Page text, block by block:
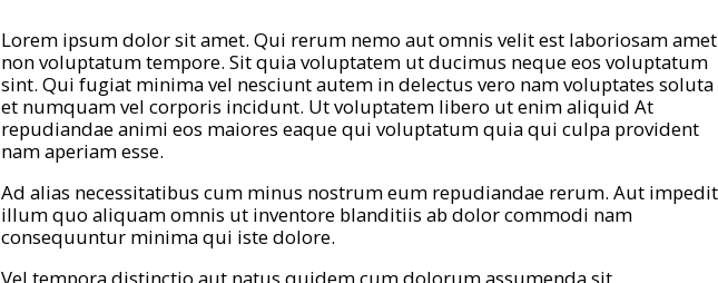
Lorem ipsum dolor sit amet. Qui rerum nemo aut omnis velit est laboriosam amet
non voluptatum tempore. Sit quia voluptatem ut ducimus neque eos voluptatum
sint. Qui fugiat minima vel nesciunt autem in delectus vero nam voluptates soluta
et numquam vel corporis incidunt. Ut voluptatem libero ut enim aliquid At
repudiandae animi eos maiores eaque qui voluptatum quia qui culpa provident
nam aperiam esse.
Ad alias necessitatibus cum minus nostrum eum repudiandae rerum. Aut impedit
illum quo aliquam omnis ut inventore blanditiis ab dolor commodi nam
consequuntur minima qui iste dolore.
Vel tempora distinctio aut natus quidem cum dolorum assumenda sit